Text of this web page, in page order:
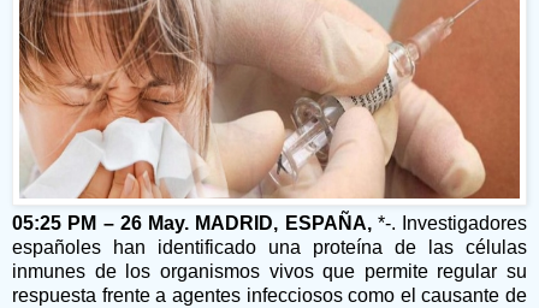
05:25 PM – 26 May. MADRID, ESPAÑA,*-. Investigadores
españoles han identificado una proteína de las células
inmunes de los organismos vivos que permite regular su
respuesta frente a agentes infecciosos como el causante de